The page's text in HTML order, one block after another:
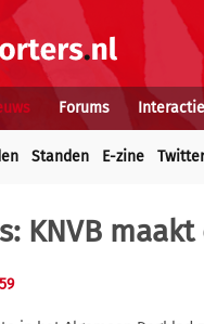
Forums
Standen E-zine Twitter
KNVB